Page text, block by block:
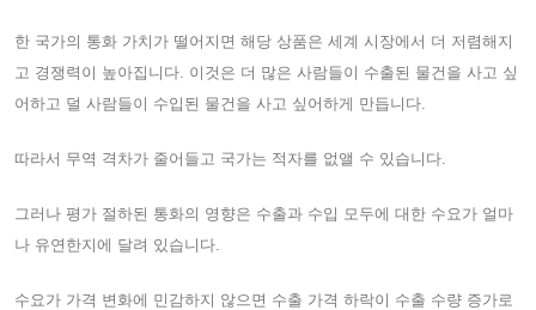
한 국가의 통화 가치가 떨어지면 해당 상품은 세계 시장에서 더 저렴해지
고 경쟁력이 높아집니다. 이것은 더 많은 사람들이 수출된 물건을 사고 싶
어하고 덜 사람들이 수입된 물건을 사고 싶어하게 만듭니다.
따라서 무역 격차가 줄어들고 국가는 적자를 없앨 수 있습니다.
그러나 평가 절하된 통화의 영향은 수출과 수입 모두에 대한 수요가 얼마
나 유연한지에 달려 있습니다.
수요가 가격 변화에 민감하지 않으면 수출 가격 하락이 수출 수량 증가로